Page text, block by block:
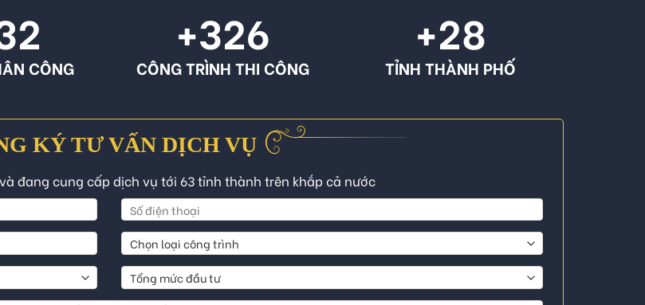
CÔNG
+326
CÔNG TRÌNH THI CÔNG
+28
TỈNH THÀNH PHỐ
KÝ TƯ VẤN DỊCH VỤ
và đang cung cấp dịch vụ tới 63 tỉnh thành trên khắp cả nước